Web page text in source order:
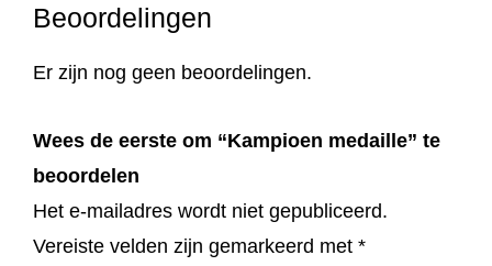
i
l
a
a
n
Beoordelingen
Er zijn nog geen beoordelingen.
Wees de eerste om “Kampioen medaille” te
beoordelen
Het e-mailadres wordt niet gepubliceerd.
Vereiste velden zijn gemarkeerd met *